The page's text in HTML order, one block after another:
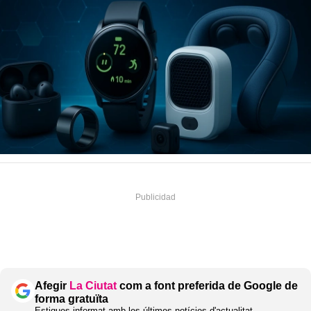
Afegir La Ciutat com a font preferida de Google de
forma gratuïta